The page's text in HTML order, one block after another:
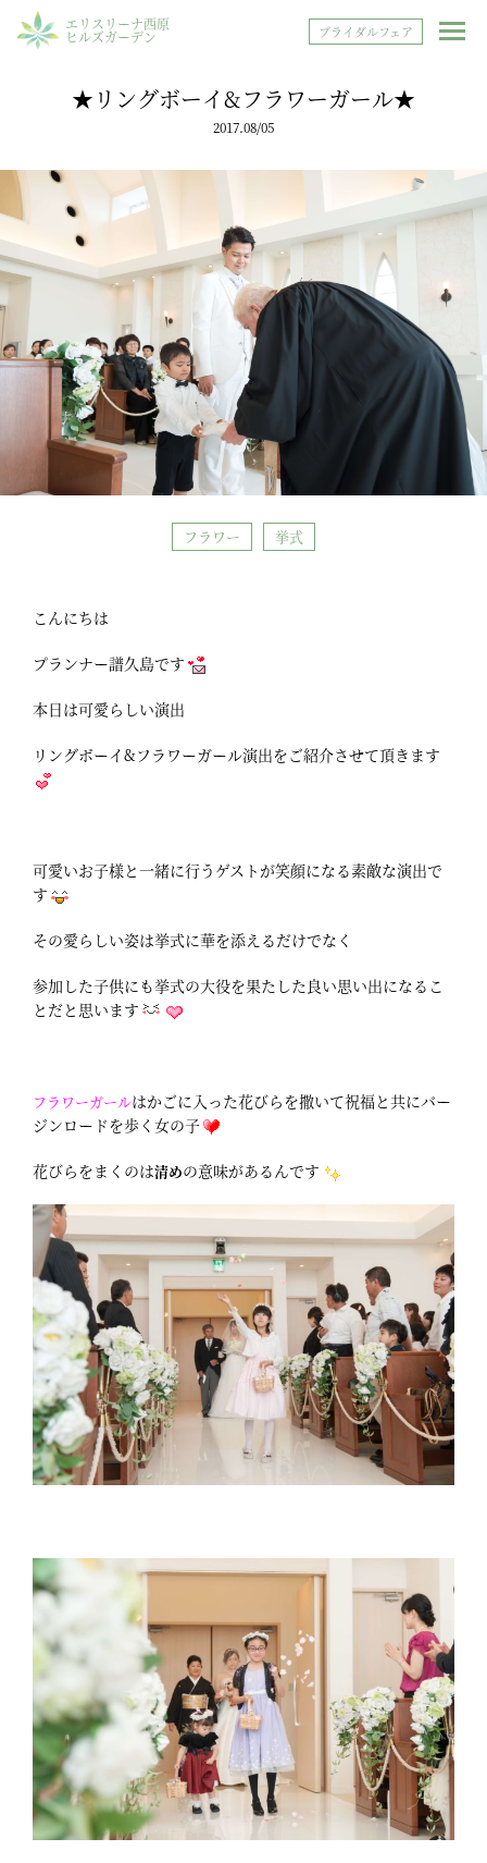
エリスリーナ西原
ヒルズガーデン ブライダルフェア
★リングボーイ&フラワーガール★
2017.08/05
フラワー 挙式
こんにちは
プランナー譜久島です
本日は可愛らしい演出
リングボーイ&フラワーガール演出をご紹介させて頂きます
可愛いお子様と一緒に行うゲストが笑顔になる素敵な演出で
す
その愛らしい姿は挙式に華を添えるだけでなく
参加した子供にも挙式の大役を果たした良い思い出になるこ
とだと思います
フラワーガールはかごに入った花びらを撒いて祝福と共にバー
ジンロードを歩く女の子
花びらをまくのは清めの意味があるんです